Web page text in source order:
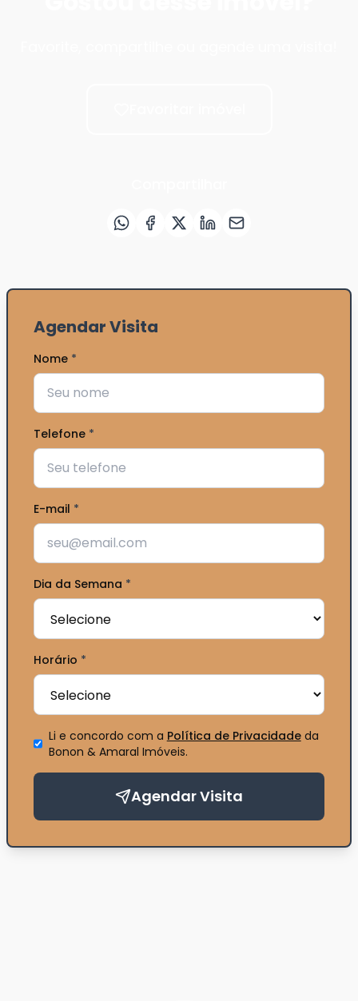
Agendar Visita
Nome *
Telefone *
E-mail *
Dia da Semana *
Horário *
Li e concordo com a Política de Privacidadeda
Bonon & Amaral Imóveis.
Agendar Visita